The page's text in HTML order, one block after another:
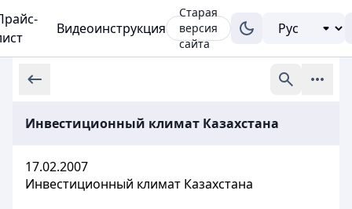
Видеоинструкция
Старая
версия
сайта
Инвестиционный климат Казахстана
17.02.2007
Инвестиционный климат Казахстана